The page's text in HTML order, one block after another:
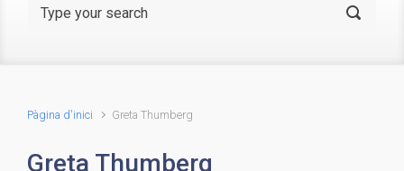
Pàgina d'inici Greta Thumberg
Greta Thumberg